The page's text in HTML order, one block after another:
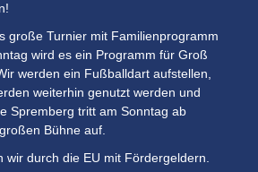
große Turnier mit Familienprogramm
wird es ein Programm für Groß
werden ein Fußballdart aufstellen,
weiterhin genutzt werden und
Spremberg tritt am Sonntag ab
Bühne auf.
wir durch die EU mit Fördergeldern.